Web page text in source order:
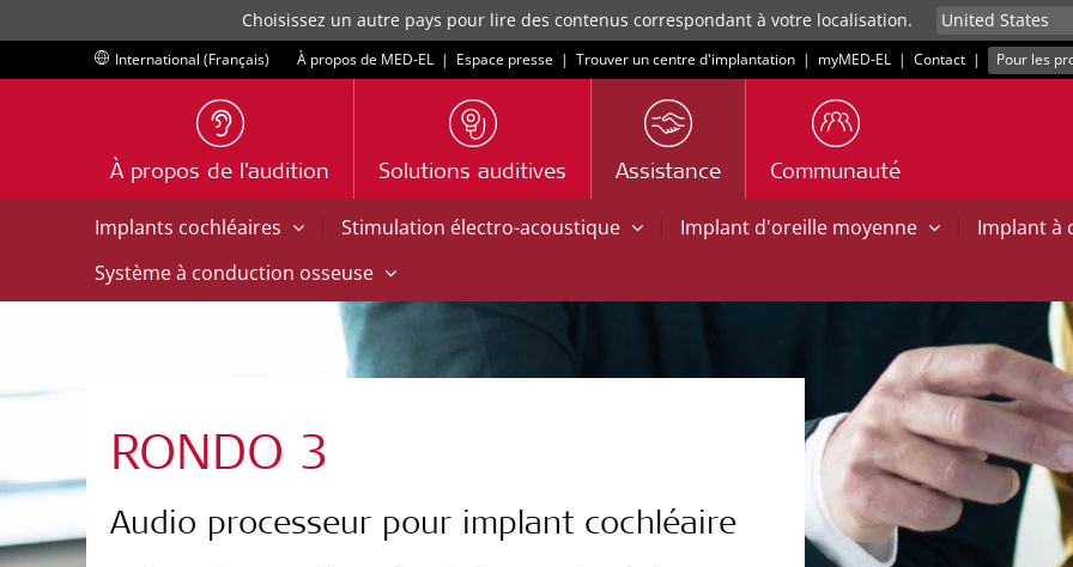
Choisissez un autre pays pour lire des contenus correspondant à votre localisation.
International (Français) À propos de MED-EL | Espace presse | Trouver un centre d'implantation | myMED‑EL | Contact | Pour les
À propos de l'audition Solutions auditives Assistance Communauté
Implants cochléaires | Stimulation électro-acoustique | Implant d'oreille moyenne | Implant à
Système à conduction osseuse
RONDO 3
Audio processeur pour implant cochléaire